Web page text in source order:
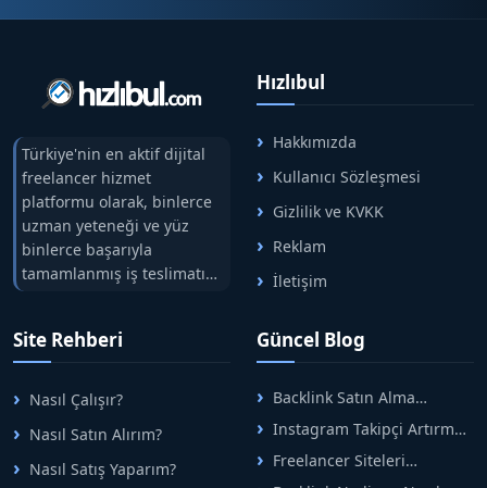
Türkiye'nin en aktif dijital
freelancer hizmet
platformu olarak, binlerce
uzman yeteneği ve yüz
binlerce başarıyla
tamamlanmış iş teslimatını
tek çatıda buluşturuyoruz.
arasındaki süreci risksiz
alışveriş sistemi ile koruyan
ticaretin güvenli
adreslerinden birisidir.
Hızlıbul
Hakkımızda
Kullanıcı Sözleşmesi
Gizlilik ve KVKK
Reklam
İletişim
Site Rehberi
Nasıl Çalışır?
Nasıl Satın Alırım?
Nasıl Satış Yaparım?
Güncel Blog
Backlink Satın Alma
Rehberi: Güvenli SEO İçin
Doğru Adımlar
Instagram Takipçi Artırma
Yöntemleri: Organik Büyüme
Rehberi
Freelancer Siteleri
Arasında Doğru Seçim Nasıl